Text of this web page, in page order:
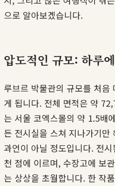
으로 알아보겠습니다.
압도적인 규모: 하루
루브르 박물관의 규모를 처음
게 됩니다. 전체 면적은 약
는 서울 코엑스몰의 약 1.5배
든 전시실을 스쳐 지나가기만
과언이 아닐 정도입니다. 전
천 점에 이르며, 수장고에 보
는 상상을 초월합니다. 한 작